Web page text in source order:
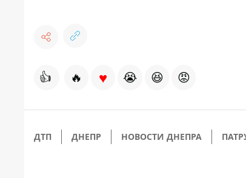
👍 🔥 ♥ 😭 😆 😡
ДТП ДНЕПР НОВОСТИ ДНЕПРА